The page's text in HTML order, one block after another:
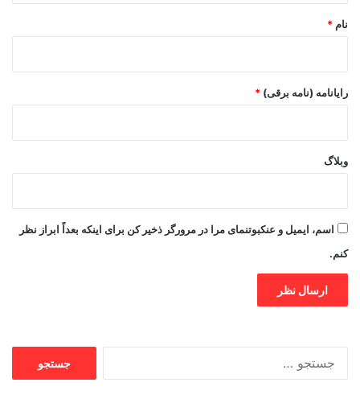
نام *
رایانامه (نامه برقی) *
وبلاگ
اسم، ایمیل و عنکبوتنمای مرا در مرورگر ذخیر کن برای اینکه بعداً ابراز نظر
کنم.